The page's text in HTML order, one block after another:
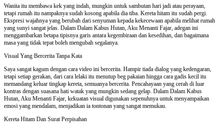
Wanita itu membawa kek yang indah, mungkin untuk sambutan hari jadi atau perayaan,
tetapi rumah itu nampaknya sudah kosong apabila dia tiba. Kereta hitam itu sudah pergi.
Ekspresi wajahnya yang berubah dari senyuman kepada kekecewaan apabila melihat rumah
yang sunyi sangat jelas. Dalam Dalam Kabus Hutan, Aku Menanti Fajar, adegan ini
menggambarkan betapa tipisnya garis antara kegembiraan dan kesedihan, dan bagaimana
masa yang tidak tepat boleh mengubah segalanya.
Visual Yang Bercerita Tanpa Kata
Saya sangat kagum dengan cara video ini bercerita. Hampir tiada dialog yang kedengaran,
tetapi setiap gerakan, dari cara lelaki itu menutup beg pakaian hingga cara gadis kecil itu
memandang keluar tingkap kereta, semuanya bercerita. Pencahayaan yang cerah di luar
kontras dengan suasana hati watak yang mungkin sedang gelap. Dalam Dalam Kabus
Hutan, Aku Menanti Fajar, kekuatan visual digunakan sepenuhnya untuk menyampaikan
emosi yang mendalam, menjadikan ia tontonan yang sangat memukau.
Kereta Hitam Dan Surat Perpisahan